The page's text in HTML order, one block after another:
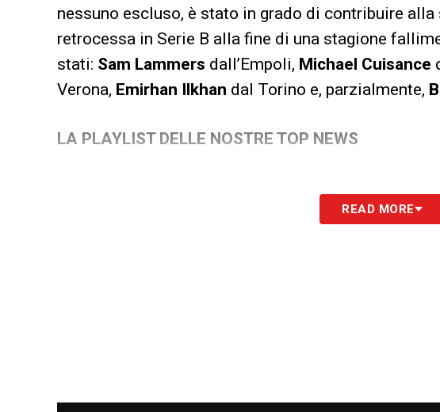
nessuno escluso, è stato in grado di contribuire
retrocessa in Serie B alla fine di una stagione
stati: Sam Lammers dall’Empoli, Michael Cuisance
Verona, Emirhan Ilkhan dal Torino e, parzialmente,
LA PLAYLIST DELLE NOSTRE TOP NEWS
READ MORE